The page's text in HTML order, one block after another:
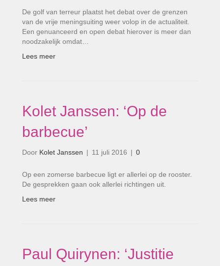
De golf van terreur plaatst het debat over de grenzen
van de vrije meningsuiting weer volop in de actualiteit.
Een genuanceerd en open debat hierover is meer dan
noodzakelijk omdat…
Lees meer
Kolet Janssen: ‘Op de
barbecue’
Door Kolet Janssen | 11 juli 2016 | 0
Op een zomerse barbecue ligt er allerlei op de rooster.
De gesprekken gaan ook allerlei richtingen uit.
Lees meer
Paul Quirynen: ‘Justitie